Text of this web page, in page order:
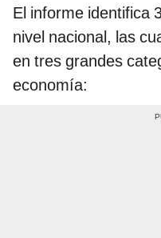
El informe identifica
nivel nacional, las
en tres grandes
economía: